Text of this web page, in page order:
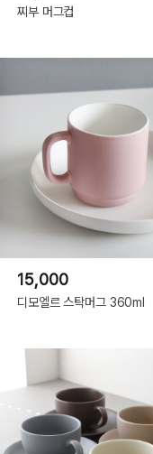
찌부 머그컵
15,000
디모엘르 스탁머그 360ml